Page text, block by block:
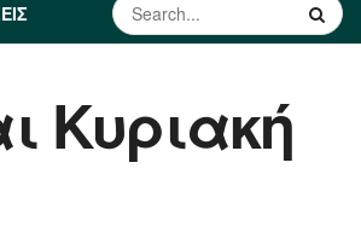
Κυριακή